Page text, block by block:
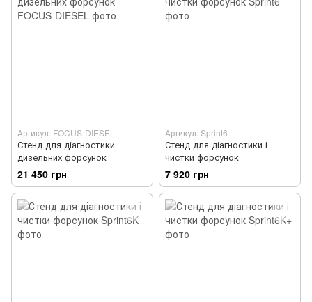
Артикул: FOCUS-DIESEL
Стенд для діагностики
дизельних форсунок
21 450 грн
Артикул: Sprint6
Стенд для діагностики і
чистки форсунок
7 920 грн